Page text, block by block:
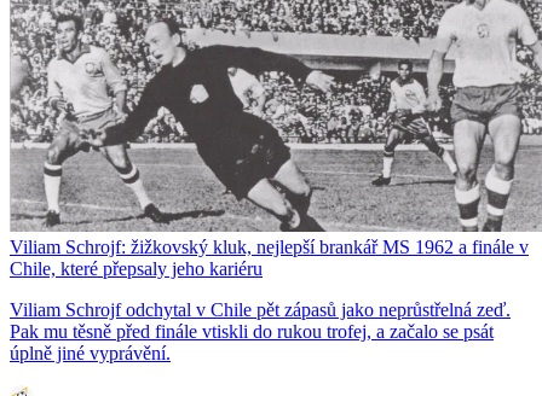
Viliam Schrojf: žižkovský kluk, nejlepší brankář MS 1962 a finále v
Chile, které přepsaly jeho kariéru
Viliam Schrojf odchytal v Chile pět zápasů jako neprůstřelná zeď.
Pak mu těsně před finále vtiskli do rukou trofej, a začalo se psát
úplně jiné vyprávění.